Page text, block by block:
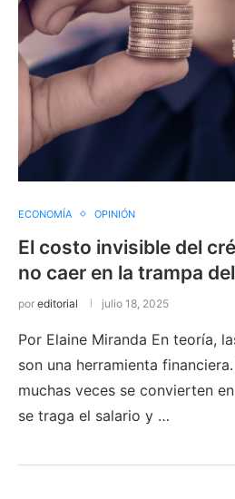
ECONOMÍA OPINIÓN
El costo invisible del
no caer en la trampa
por editorial julio 18, 2025
Por Elaine Miranda En teoría,
son una herramienta
muchas veces se convierten
se traga el salario y …